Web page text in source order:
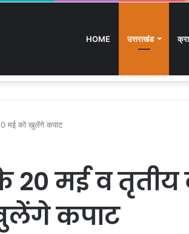
HOME उत्तराखंड
मई को खुलेंगे कपाट
के 20 मई व
कपाट